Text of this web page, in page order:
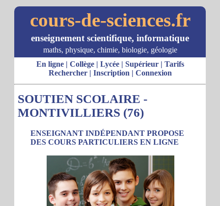
cours-de-sciences.fr
enseignement scientifique, informatique
maths, physique, chimie, biologie, géologie
En ligne| Collège| Lycée| Supérieur| Tarifs
Rechercher| Inscription | Connexion
SOUTIEN SCOLAIRE -
MONTIVILLIERS (76)
ENSEIGNANT INDÉPENDANT PROPOSE
DES COURS PARTICULIERS EN LIGNE